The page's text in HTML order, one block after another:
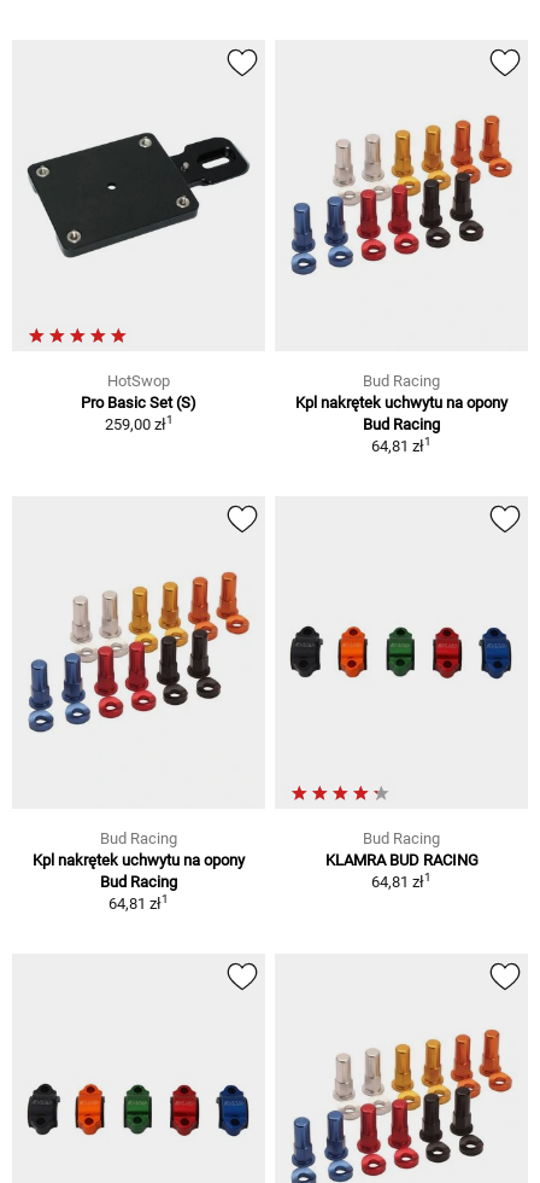
HotSwop
Pro Basic Set (S)
259,00 zł1
Bud Racing
Kpl nakrętek uchwytu na opony
Bud Racing
64,81 zł1
Bud Racing
Kpl nakrętek uchwytu na opony
Bud Racing
64,81 zł1
Bud Racing
KLAMRA BUD RACING
64,81 zł1